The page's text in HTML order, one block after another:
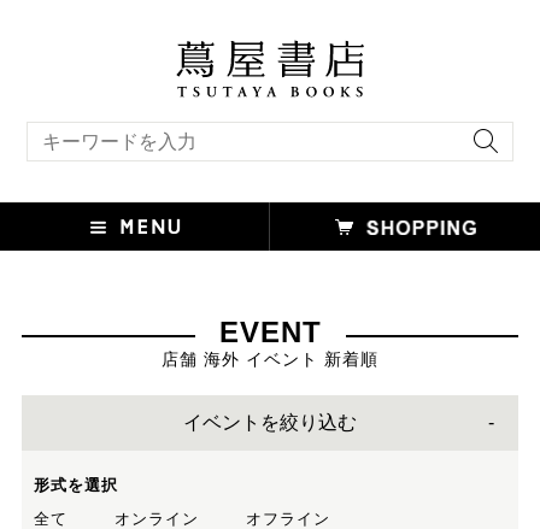
EVENT
店舗 海外 イベント 新着順
イベントを絞り込む
形式を選択
全て
オンライン オフライン